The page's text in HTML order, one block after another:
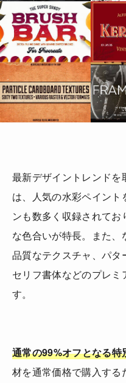
最新デザイントレンド
は、人気の水彩ペイント
ンも数多く収録されて
な色合いが特長。また
品質なテクスチャ、パ
セリフ書体などのプレミ
す。
通常の99%オフとなる特
材を通常価格で購入する